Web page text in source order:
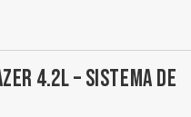
4.2L – SISTEMA DE